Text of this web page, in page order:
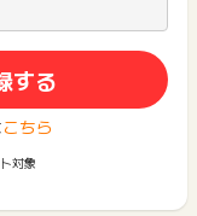
する
こちら
対象